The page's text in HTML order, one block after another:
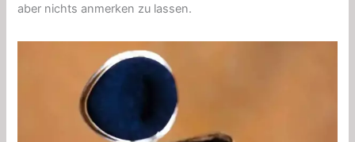
aber nichts anmerken zu lassen.